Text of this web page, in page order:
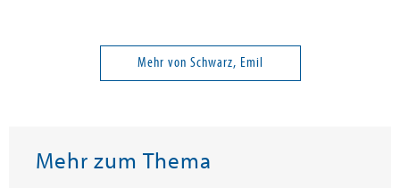
Mehr von Schwarz, Emil
Mehr zum Thema